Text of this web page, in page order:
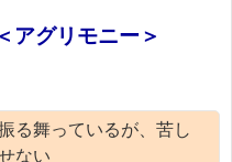
アグリモニー＞
る舞っているが、苦し
ない